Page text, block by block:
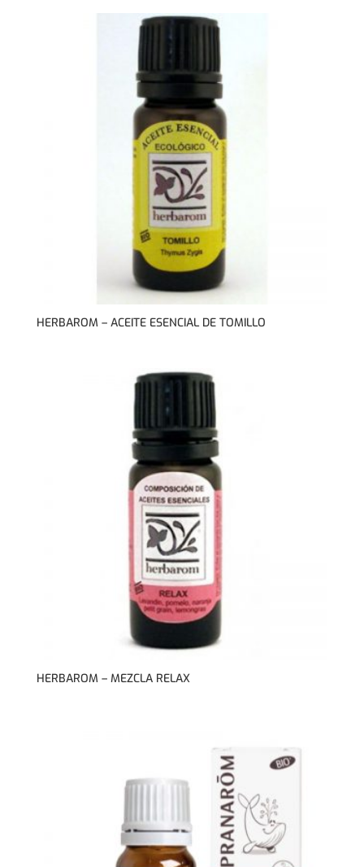
HERBAROM – ACEITE ESENCIAL DE TOMILLO
HERBAROM – MEZCLA RELAX